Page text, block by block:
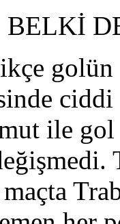
BELKİ
golün
ile